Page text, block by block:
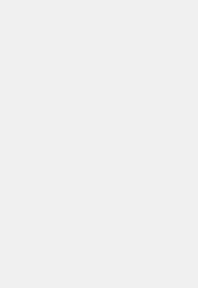
rozměrů 19x46x7,3 a je luxusním vypracováním
investora.
konstrukce a je dispozičně členěná na dvě
části je sklad, který je propojen se stávající
zázemí - prodejna, chladírenské boxy a
středisko, dominantou jsou schody a přední
středisko pro své zákazníky z řad cukrářů,
jak pro praktickou, tak teoretickou část
obklady či nátěry. Ocelová
na závitové tyče přes chemickou maltu.
polyuretanovým panelem tl. 100mm a
střechy je ze skládaného střešního pláště - tr
Combiroof (kombinace minerálních desek a
se slunolamem, která je dominantou
Nad stávající halu byly vyvedeny
vzduchotechniky a klimatizací.
investora.